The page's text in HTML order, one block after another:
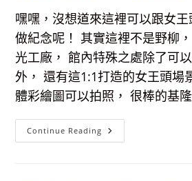
嘿嘿，沒想道來這裡可以跟女
做紀念呢！ 其實這裡不是野柳
光工廠， 館內特殊之處除了可
外， 還有這1:1打造的女王頭場
體彩繪圖可以拍照， 很棒的基
Continue Reading 【基
隆